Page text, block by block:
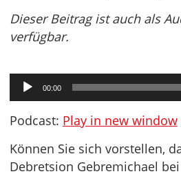
Dieser Beitrag ist auch als
verfügbar.
Audio-
Player
00:00
Podcast: Play in new window
Können Sie sich vorstellen,
Debretsion Gebremichael